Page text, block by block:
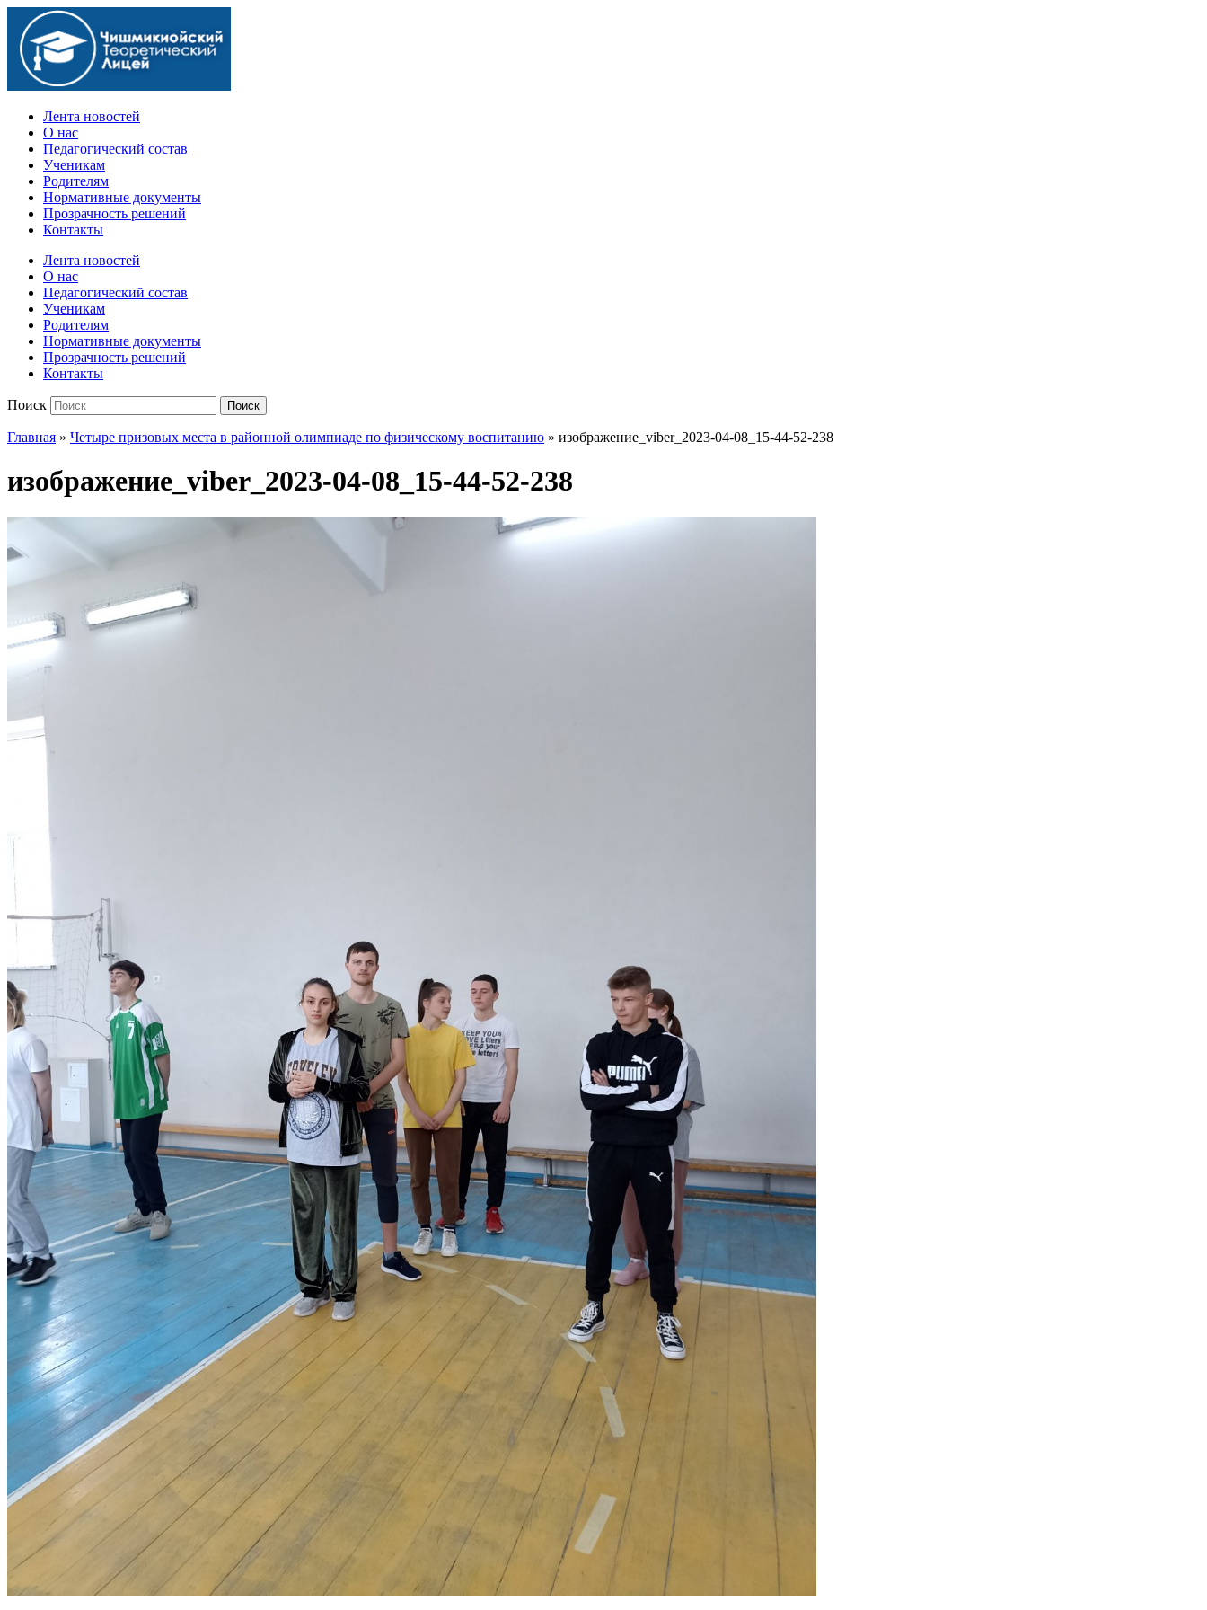
Официальный сайт учебного заведения
Лента новостей
О нас
Педагогический состав
Ученикам
Родителям
Нормативные документы
Прозрачность решений
Контакты
Лента новостей
О нас
Педагогический состав
Ученикам
Родителям
Нормативные документы
Прозрачность решений
Контакты
Поиск Поиск
Главная » Четыре призовых места в районной олимпиаде по физическому воспитанию » изображение_viber_2023-04-08_15-44-52-238
изображение_viber_2023-04-08_15-44-52-238